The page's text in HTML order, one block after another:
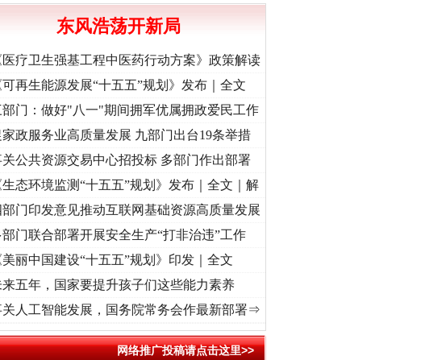
·[视频]牢记初心使命 奋进复兴征程丨“转折之城”激荡..·[视频]
东风浩荡开新局
医疗卫生强基工程中医药行动方案》政策解读
可再生能源发展“十五五”规划》发布｜全文
部门：做好"八一"期间拥军优属拥政爱民工作
家政服务业高质量发展 九部门出台19条举措
关公共资源交易中心招投标 多部门作出部署
生态环境监测“十五五”规划》发布｜全文｜解
部门印发意见推动互联网基础资源高质量发展
部门联合部署开展安全生产“打非治违”工作
美丽中国建设“十五五”规划》印发｜全文
来五年，国家要提升孩子们这些能力素养
关人工智能发展，国务院常务会作最新部署⇒
网络推广投稿请点击这里>>